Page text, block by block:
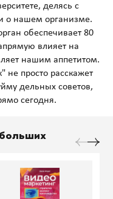
делясь с
о нашем организме.
обеспечивает 80
влияет на
нашим аппетитом.
просто расскажет
дельных советов,
больших